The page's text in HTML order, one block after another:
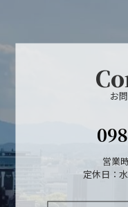
お
営業
定休日：